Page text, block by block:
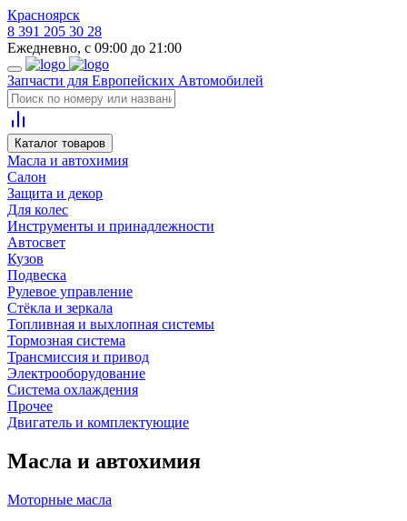
Красноярск
8 391 205 30 28
Ежедневно, с 09:00 до 21:00
Запчасти для Европейских Автомобилей
Каталог товаров
Масла и автохимия
Салон
Защита и декор
Для колес
Инструменты и принадлежности
Автосвет
Кузов
Подвеска
Рулевое управление
Стёкла и зеркала
Топливная и выхлопная системы
Тормозная система
Трансмиссия и привод
Электрооборудование
Система охлаждения
Прочее
Двигатель и комплектующие
Масла и автохимия
Моторные масла